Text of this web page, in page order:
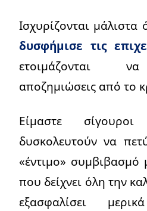
Ισχυρίζονται
δυσφήμισε τις
ετοιμάζονται
αποζημιώσεις από το
Είμαστε
δυσκολευτούν να
«έντιμο» συμβιβασμό
που δείχνει όλη την
εξασφαλίσει